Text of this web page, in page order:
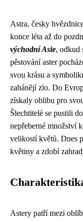
Astra, česky
konce léta až do
východní Asie, odkud
pěstování aster
svou krásu a
zahánějí zlo. Do
získaly oblibu pro
Šlechtitelé se pustili
nepřeberné množství
velikostí květů. Dnes
květiny a zdobí
Astery patří mezi